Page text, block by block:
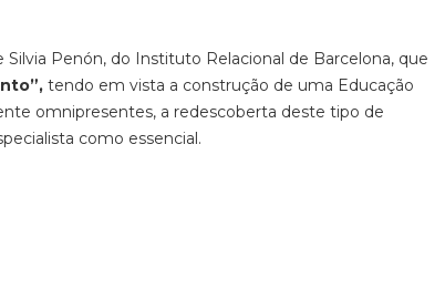
Penón, do Instituto Relacional de Barcelona, que
tendo em vista a construção de uma Educação
omnipresentes, a redescoberta deste tipo de
como essencial.